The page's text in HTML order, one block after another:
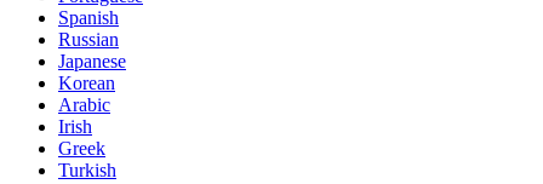
Spanish
Russian
Japanese
Korean
Arabic
Irish
Greek
Turkish